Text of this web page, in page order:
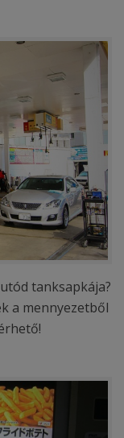
tanksapkája?
a mennyezetből